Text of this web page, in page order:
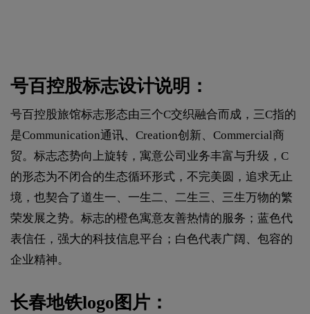
号百控股标志设计说明：
号百控股旅馆标志形态由三个C交织融合而成，三C指的
是Communication通讯、Creation创新、Commercial商
贸。标志态势向上旋转，寓意公司业务丰富与升级，C
的形态为不闭合的生态循环形式，不完美圆，追求无止
境，也契合了道生一、一生二、二生三、三生万物的繁
荣发展之势。标志的橙色寓意友善热情的服务；蓝色代
表信任，强大的科技信息平台；白色代表广阔、包容的
企业精神。
长春地铁logo图片：